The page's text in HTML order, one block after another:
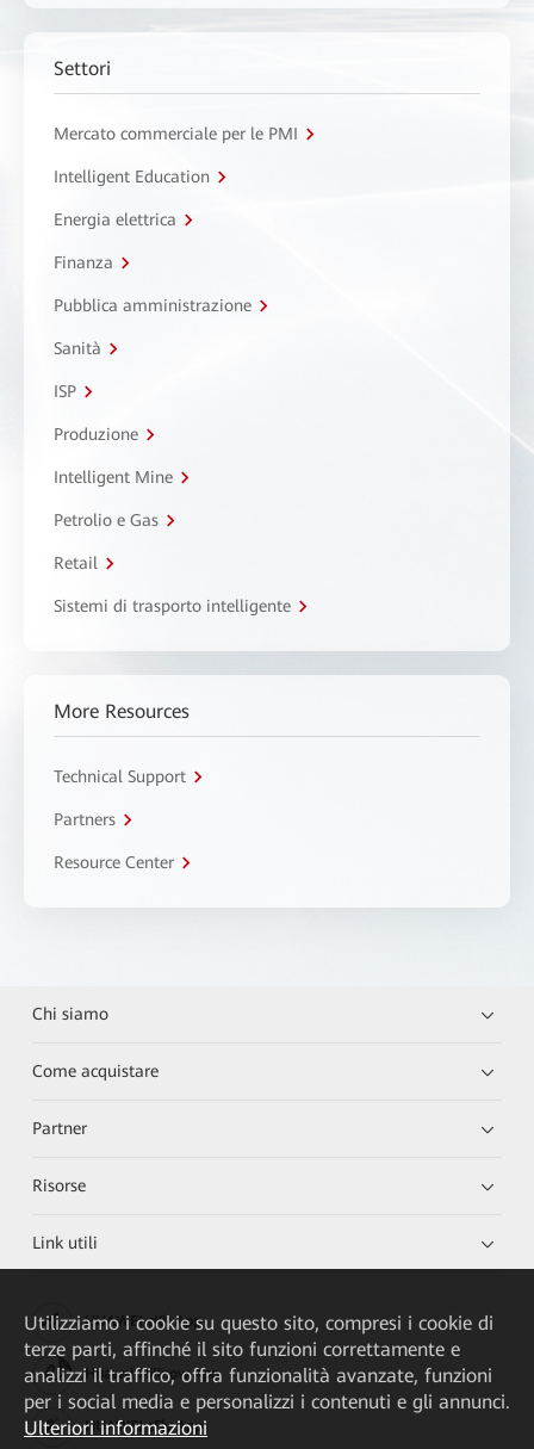
Settori
Mercato commerciale per le PMI
Intelligent Education
Energia elettrica
Finanza
Pubblica amministrazione
Sanità
ISP
Produzione
Intelligent Mine
Petrolio e Gas
Retail
Sistemi di trasporto intelligente
More Resources
Technical Support
Partners
Resource Center
Chi siamo
Come acquistare
Partner
Risorse
Link utili
HUAWEI eKit App
Huawei HiKnow App
HUAWEI eFly App
Utilizziamo i cookie su questo sito, compresi i cookie di
terze parti, affinché il sito funzioni correttamente e
analizzi il traffico, offra funzionalità avanzate, funzioni
per i social media e personalizzi i contenuti e gli annunci.
Ulteriori informazioni